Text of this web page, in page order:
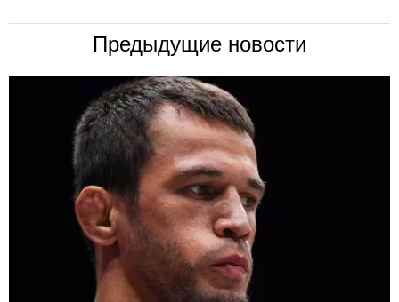
Предыдущие новости